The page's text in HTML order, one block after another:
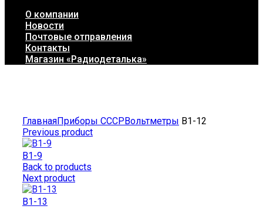
О компании
Новости
Почтовые отправления
Контакты
Магазин «Радиодеталька»
ГлавнаяПриборы СССРВольтметры В1-12
Previous product
В1-9
Back to products
Next product
В1-13